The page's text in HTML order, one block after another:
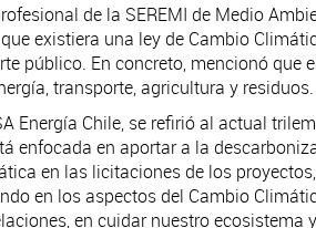
de la SEREMI de Medio
existiera una ley de Cambio
público. En concreto, mencionó
transporte, agricultura y residuos.
Energía Chile, se refirió al actual
enfocada en aportar a la
en las licitaciones de los
en los aspectos del Cambio
en cuidar nuestro ecosistema